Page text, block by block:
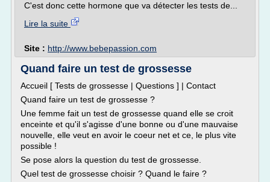
C'est donc cette hormone que va détecter les tests de...
Lire la suite
Site : http://www.bebepassion.com
Quand faire un test de grossesse
Accueil [ Tests de grossesse | Questions ] | Contact
Quand faire un test de grossesse ?
Une femme fait un test de grossesse quand elle se croit
enceinte et qu'il s'agisse d'une bonne ou d'une mauvaise
nouvelle, elle veut en avoir le coeur net et ce, le plus vite
possible !
Se pose alors la question du test de grossesse.
Quel test de grossesse choisir ? Quand le faire ?